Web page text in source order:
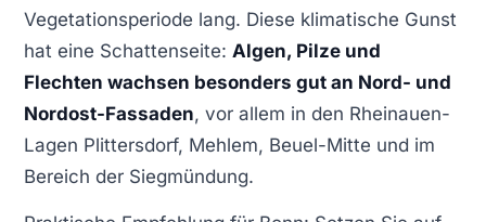
Vegetationsperiode lang. Diese klimatische Gunst
hat eine Schattenseite: Algen, Pilze und
Flechten wachsen besonders gut an Nord- und
Nordost-Fassaden, vor allem in den Rheinauen-
Lagen Plittersdorf, Mehlem, Beuel-Mitte und im
Bereich der Siegmündung.